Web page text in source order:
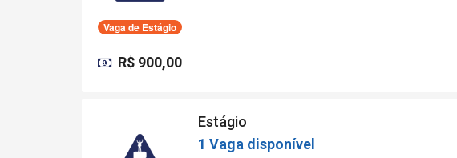
Vaga de Estágio
R$ 900,00
Estágio
1 Vaga disponível